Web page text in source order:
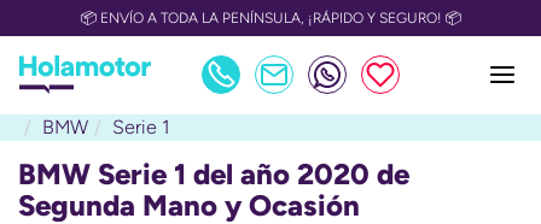
📦 ENVÍO A TODA LA PENÍNSULA, ¡RÁPIDO Y SEGURO! 📦
BMW Serie 1
BMW Serie 1 del año 2020 de
Segunda Mano y Ocasión